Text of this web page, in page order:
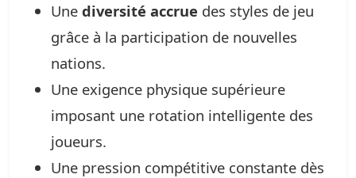
Une diversité accrue des styles de jeu
grâce à la participation de nouvelles
nations.
Une exigence physique supérieure
imposant une rotation intelligente des
joueurs.
Une pression compétitive constante dès